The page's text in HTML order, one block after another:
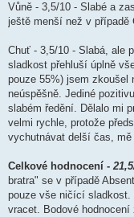
Vůně - 3,5/10 - Slabé a
ještě menší než v případě
Chuť - 3,5/10 - Slabá, ale
sladkost přehluší úplně
pouze 55%) jsem zkoušel
neúspěšně. Jediné
slabém ředění. Dělalo mi
velmi rychle, protože
vychutnávat delší čas, mě
Celkové hodnocení -
bratra" se v případě
pouze vše ničící sladkost.
vracet. Bodové